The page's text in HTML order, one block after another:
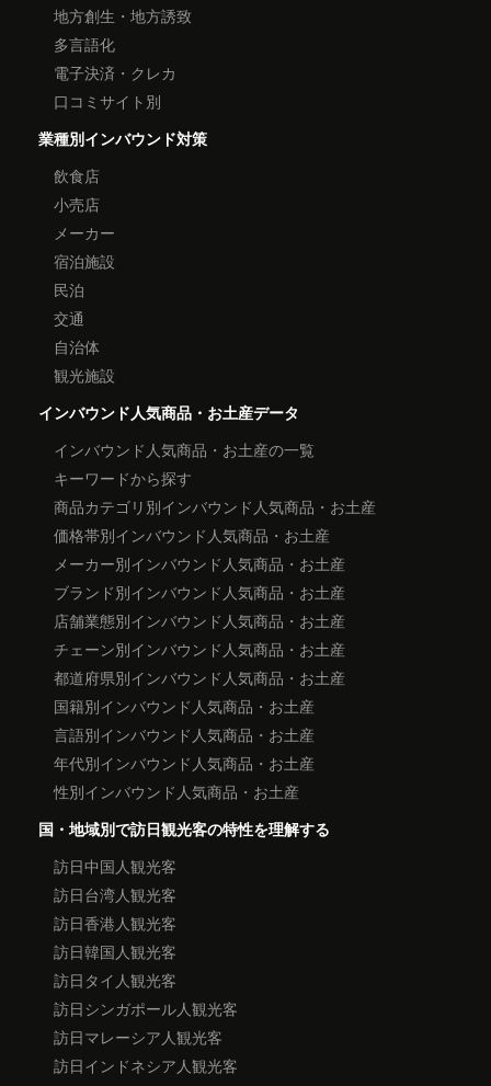
地方創生・地方誘致
多言語化
電子決済・クレカ
口コミサイト別
業種別インバウンド対策
飲食店
小売店
メーカー
宿泊施設
民泊
交通
自治体
観光施設
インバウンド人気商品・お土産データ
インバウンド人気商品・お土産の一覧
キーワードから探す
商品カテゴリ別インバウンド人気商品・お土産
価格帯別インバウンド人気商品・お土産
メーカー別インバウンド人気商品・お土産
ブランド別インバウンド人気商品・お土産
店舗業態別インバウンド人気商品・お土産
チェーン別インバウンド人気商品・お土産
都道府県別インバウンド人気商品・お土産
国籍別インバウンド人気商品・お土産
言語別インバウンド人気商品・お土産
年代別インバウンド人気商品・お土産
性別インバウンド人気商品・お土産
国・地域別で訪日観光客の特性を理解する
訪日中国人観光客
訪日台湾人観光客
訪日香港人観光客
訪日韓国人観光客
訪日タイ人観光客
訪日シンガポール人観光客
訪日マレーシア人観光客
訪日インドネシア人観光客